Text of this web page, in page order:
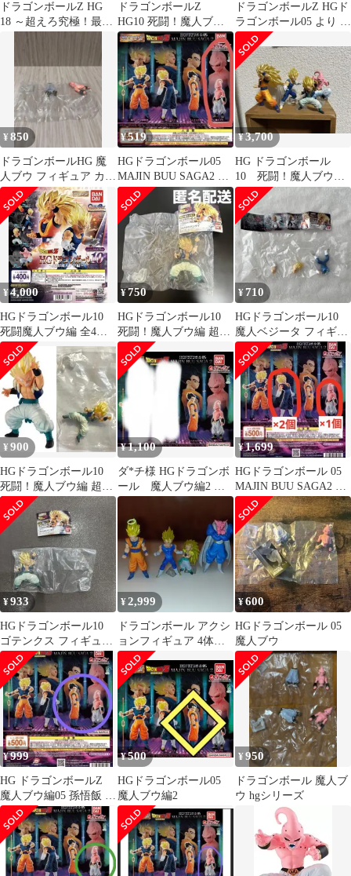
ドラゴンボールZ HG
18 ～超えろ究極！最強
ドラゴンボールZ
HG10 死闘！魔人ブウ
編 ガチャ 全4種コン
プリートセット
ドラゴンボールZ HGド
ラゴンボール05 より 魔
人ブウ、アルティメッ
ト悟飯
¥850
ドラゴンボールHG 魔
人ブウ フィギュア カプ
セルトイ
¥519
HGドラゴンボール05
MAJIN BUU SAGA2 魔
人ブウ純粋
¥3,700
HG ドラゴンボール
10 死闘！魔人ブウ
編 【全4種セット】
¥4,000
HGドラゴンボール10
死闘魔人ブウ編 全4種
コンプセット
¥750
HGドラゴンボール10
死闘！魔人ブウ編 超サ
イヤ人ゴテンクス 新品
未開封
¥710
HGドラゴンボール10
魔人ベジータ フィギュ
ア ガチャガチャ 新
品未開封
¥ 900
HGドラゴンボール10
死闘！魔人ブウ編 超サ
イヤ人ゴテンクス 新品
未開封
¥1,100
ダ*チ様 HGドラゴンボ
ール 魔人ブウ編2 魔
人ブウ、アルティメッ
ト悟飯セット
¥1,699
HGドラゴンボール 05
MAJIN BUU SAGA2 ガ
チャ 3個セット
¥933
HGドラゴンボール10
ゴテンクス フィギュア
死闘 魔人ブウ編
¥2,999
ドラゴンボール アクシ
ョンフィギュア 4体セ
ット HGシリーズ魔人
ブウ編
¥600
HGドラゴンボール 05
魔人ブウ
¥999
HG ドラゴンボールZ
魔人ブウ編05 孫悟飯 魔
人ブウ フィギュア
¥500
HGドラゴンボール05
魔人ブウ編2
¥950
ドラゴンボール 魔人ブ
ウ hgシリーズ